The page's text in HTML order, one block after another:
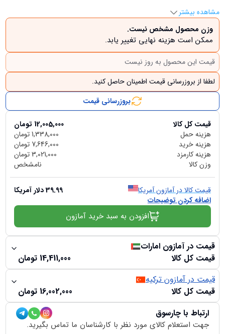
مشاهده بیشتر
وزن محصول مشخص نیست.
ممکن است هزینه نهایی تغییر یابد.
قیمت این محصول به روز نیست
لطفا از بروزرسانی قیمت اطمینان حاصل کنید.
بروزرسانی قیمت
قیمت کل کالا 12,005,000 تومان
هزینه حمل
1,338,000تومان
هزینه خرید
7,646,000 تومان
هزینه کارمزد
3,021,000تومان
وزن کالا
نامشخص
قیمت کالا در آمازون آمریکا 39.99دلار آمریکا
اضافه کردن توضیحات
افزودن به سبد خرید آمازون
قیمت در آمازون امارات
قیمت کل کالا
14,411,000 تومان
قیمت در آمازون ترکیه
قیمت کل کالا
16,002,000 تومان
ارتباط با چارسوق
جهت استعلام کالای مورد نظر با کارشناسان ما تماس بگیرید.